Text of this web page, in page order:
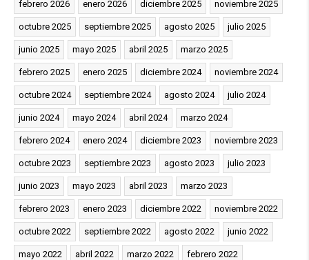
febrero 2026 enero 2026 diciembre 2025 noviembre 2025
octubre 2025 septiembre 2025 agosto 2025 julio 2025
junio 2025 mayo 2025 abril 2025 marzo 2025
febrero 2025 enero 2025 diciembre 2024 noviembre 2024
octubre 2024 septiembre 2024 agosto 2024 julio 2024
junio 2024 mayo 2024 abril 2024 marzo 2024
febrero 2024 enero 2024 diciembre 2023 noviembre 2023
octubre 2023 septiembre 2023 agosto 2023 julio 2023
junio 2023 mayo 2023 abril 2023 marzo 2023
febrero 2023 enero 2023 diciembre 2022 noviembre 2022
octubre 2022 septiembre 2022 agosto 2022 junio 2022
mayo 2022 abril 2022 marzo 2022 febrero 2022